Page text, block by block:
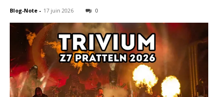
Blog-Note - 17 juin 2026 0